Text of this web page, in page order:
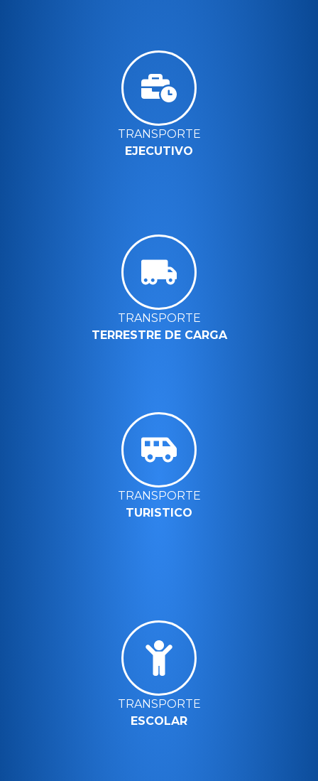
TRANSPORTE
EJECUTIVO
TRANSPORTE
TERRESTRE DE CARGA
TRANSPORTE
TURISTICO
TRANSPORTE
ESCOLAR